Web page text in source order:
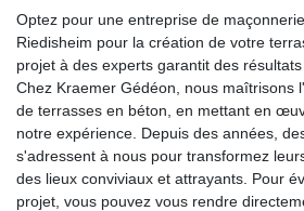
Optez pour une entreprise de
Riedisheim pour la création de votre
projet à des experts garantit des
Chez Kraemer Gédéon, nous maîtrisons
de terrasses en béton, en mettant en
notre expérience. Depuis des années,
s'adressent à nous pour transformez
des lieux conviviaux et attrayants. Pour
projet, vous pouvez vous rendre